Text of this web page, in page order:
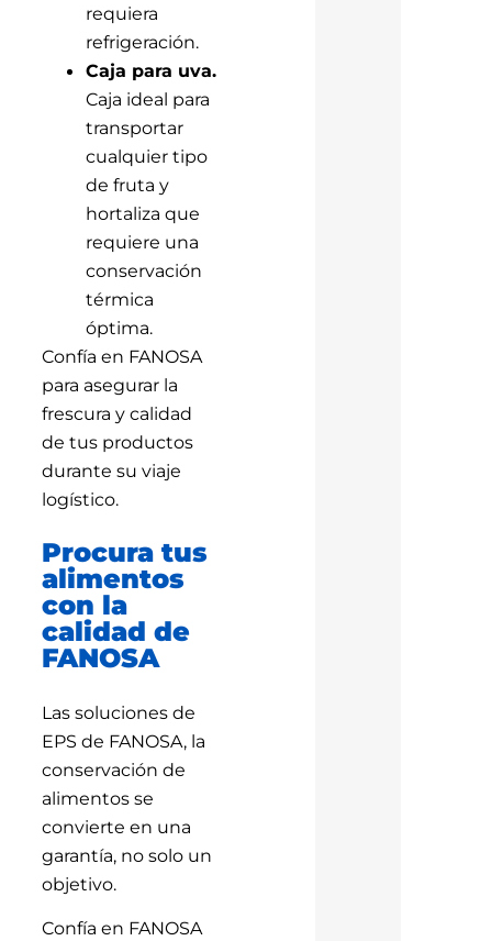
requiera
refrigeración.
Caja para uva.
Caja ideal para
transportar
cualquier tipo
de fruta y
hortaliza que
requiere una
conservación
térmica
óptima.
Confía en FANOSA
para asegurar la
frescura y calidad
de tus productos
durante su viaje
logístico.
Procura tus
alimentos
con la
calidad de
FANOSA
Las soluciones de
EPS de FANOSA, la
conservación de
alimentos se
convierte en una
garantía, no solo un
objetivo.
Confía en FANOSA